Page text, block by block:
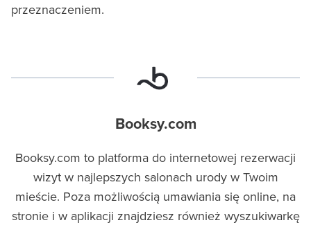
przeznaczeniem.
Booksy.com
Booksy.com to platforma do internetowej rezerwacji
wizyt w najlepszych salonach urody w Twoim
mieście. Poza możliwością umawiania się online, na
stronie i w aplikacji znajdziesz również wyszukiwarkę